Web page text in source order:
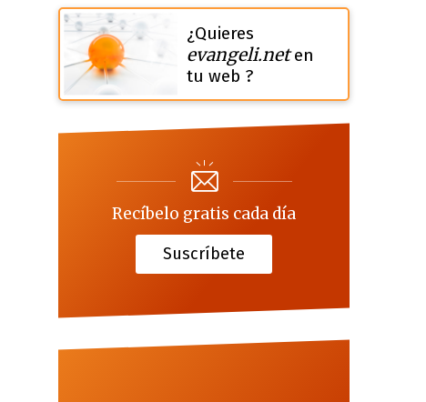
¿Quieres
evangeli.neten
tu web ?
Recíbelo gratis cada día
Suscríbete